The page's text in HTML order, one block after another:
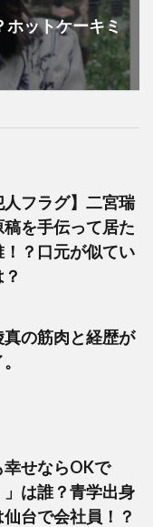
ットケーキミ
人フラグ】二宮瑞
を手伝って居た
！？口元が似てい
真の筋肉と経歴が
幸せならOKで
」は誰？青学出身
台で会社員！？